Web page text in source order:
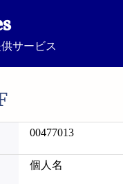
サービス
00477013
個人名